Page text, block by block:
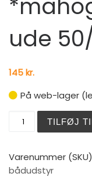
ude
145kr.
På web-lager
TILFØJ
Varenummer
bådudstyr